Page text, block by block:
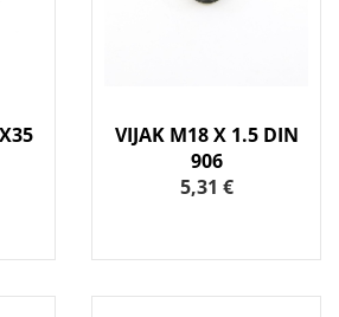
VIJAK M18 X 1.5 DIN
906
5,31 €